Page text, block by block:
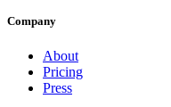
Company
About
Pricing
Press